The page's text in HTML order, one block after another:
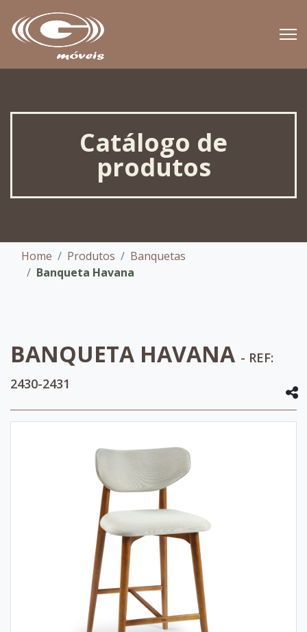
Catálogo de
produtos
Home Produtos
Banquetas
Banqueta Havana
BANQUETA HAVANA - REF:
2430-2431